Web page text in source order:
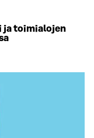
toimialojen